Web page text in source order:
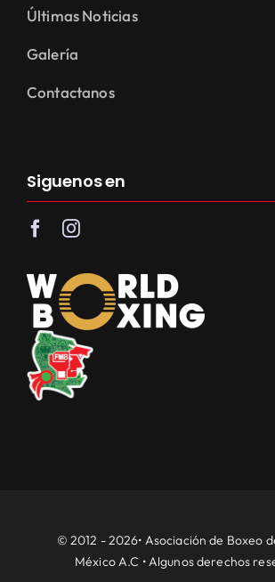
Últimas Noticias
Galería
Contactanos
Siguenos en
© 2012 - 2026• Asociación de Boxeo
México A.C • Algunos derechos